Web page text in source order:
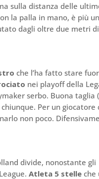
sulla distanza delle
la palla in mano, è più un
dagli oltre due metri di
che l’ha fatto stare
nei playoff della
serbo. Buona taglia
Per un giocatore
non poco.
divide, nonostante gli
Atleta 5 stelle che